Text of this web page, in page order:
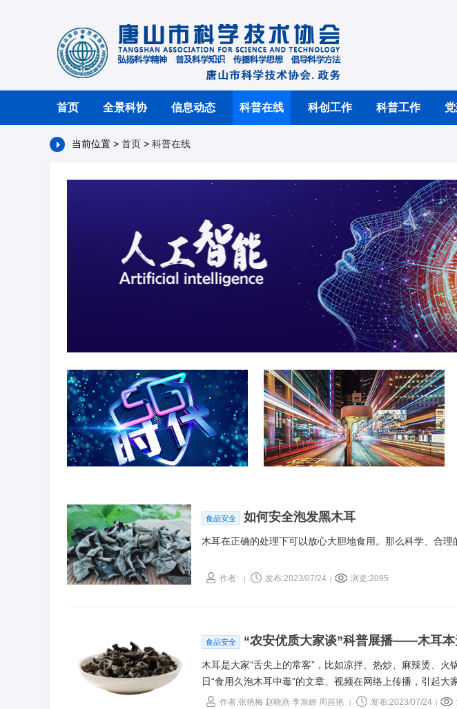
首页 全景科协 信息动态 科普在线 科创工作 科普工作
当前位置 > 首页 > 科普在线
食品安全 如何安全泡发黑木耳
木耳在正确的处理下可以放心大胆地食用。那么科学、合理
作者: 发布:2023/07/24 浏览:2095
食品安全 “农安优质大家谈”科普展播——木耳本
木耳是大家“舌尖上的常客”，比如凉拌、热炒、麻辣烫、
日“食用久泡木耳中毒”的文章、视频在网络上传播，引起大
要谈一下“木耳”、“椰毒假单胞菌酵米面亚种”和“米酵菌酸”
作者:张艳梅 赵晓燕 李旭娇 周昌艳 发布:2023/07/24